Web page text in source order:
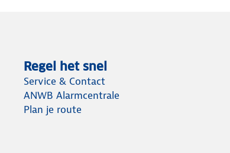
Regel het snel
Service & Contact
ANWB Alarmcentrale
Plan je route